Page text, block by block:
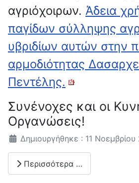
αγριόχοιρων. Άδεια
παγίδων σύλληψης
υβριδίων αυτών στην
αρμοδιότητας
Πεντέλης.
Συνένοχες και οι
Οργανώσεις!
Λεπτομέρειες
Δημιουργήθηκε : 11 Νοεμβρίου
Περισσότερα …